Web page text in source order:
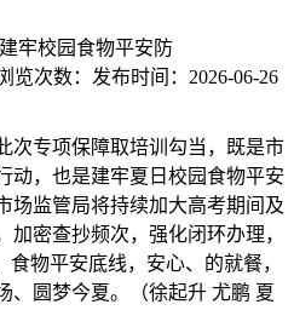
牢校园食物平安防
览次数： 发布时间： 2026-06-26
专项保障取培训勾当，既是市
动，也是建牢夏日校园食物平安
场监管局将持续加大高考期间及
密查抄频次，强化闭环办理，
物平安底线，安心、的就餐，
、圆梦今夏。（徐起升 尤鹏 夏